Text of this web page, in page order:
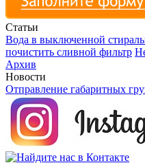
Статьи
Вода в выключенной
почистить сливной фильтр
Архив
Новости
Отправление габаритных